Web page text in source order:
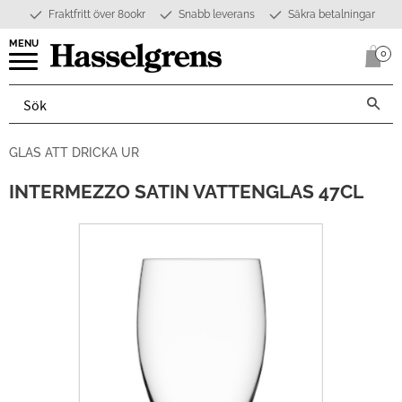
Meny
Fraktfritt över 800kr Snabb leverans Säkra betalningar
0
GLAS ATT DRICKA UR
INTERMEZZO SATIN VATTENGLAS 47CL